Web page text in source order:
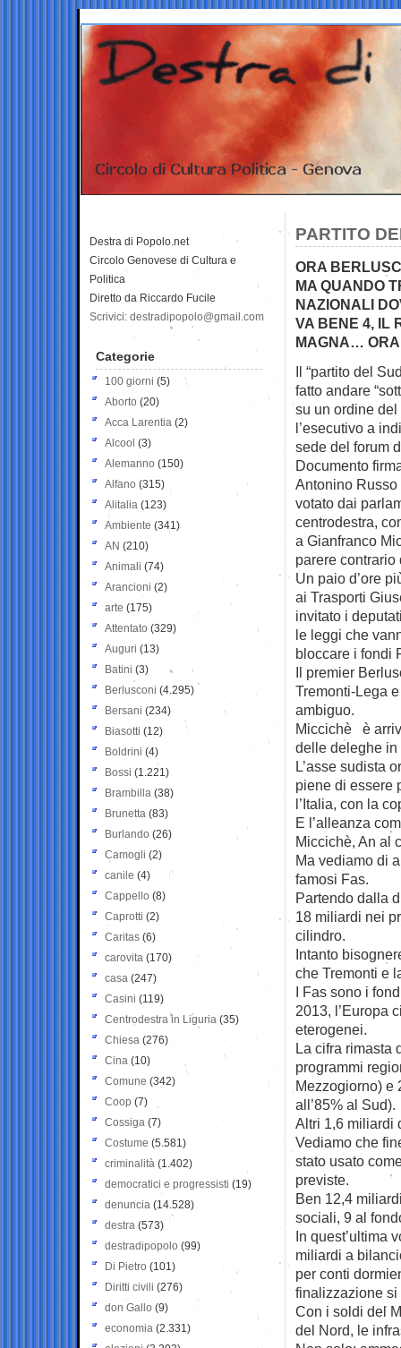
PARTITO
ORA
MA QUANDO
NAZIONALI
VA BENE 4, IL
MAGNA… ORA
Il “partito del
fatto andare
su un ordine
l’esecutivo a
sede del forum
Documento
Antonino
votato dai
centrodestra,
a Gianfranco
parere contrario
Un paio d’ore
ai Trasporti
invitato i
le leggi che
bloccare i fondi
Il premier
Tremonti-Lega
ambiguo.
Miccichè è
delle deleghe in
L’asse sudista
piene di essere
l’Italia, con la
E l’alleanza
Miccichè, An al
Ma vediamo di
famosi Fas.
Partendo dalla
18 miliardi nei
cilindro.
Intanto
che Tremonti e
I Fas sono i
2013, l’Europa
eterogenei.
La cifra rimasta
programmi
Mezzogiorno) e
all’85% al Sud).
Altri 1,6 miliardi
Vediamo che
stato usato
previste.
Ben 12,4
sociali, 9 al
In quest’ultima
miliardi a
per conti
finalizzazione si
Con i soldi del
del Nord, le
Destra di Popolo.net
Circolo Genovese di Cultura e
Politica
Diretto da Riccardo Fucile
Scrivici: destradipopolo@gmail.com
Categorie
100 giorni (5)
Aborto (20)
Acca Larentia (2)
Alcool (3)
Alemanno (150)
Alfano (315)
Alitalia (123)
Ambiente (341)
AN (210)
Animali (74)
Arancioni (2)
arte (175)
Attentato (329)
Auguri (13)
Batini (3)
Berlusconi (4.295)
Bersani (234)
Biasotti (12)
Boldrini (4)
Bossi (1.221)
Brambilla (38)
Brunetta (83)
Burlando (26)
Camogli (2)
canile (4)
Cappello (8)
Caprotti (2)
Caritas (6)
carovita (170)
casa (247)
Casini (119)
Centrodestra in Liguria (35)
Chiesa (276)
Cina (10)
Comune (342)
Coop (7)
Cossiga (7)
Costume (5.581)
criminalità (1.402)
democratici e progressisti (19)
denuncia (14.528)
destra (573)
destradipopolo (99)
Di Pietro (101)
Diritti civili (276)
don Gallo (9)
economia (2.331)